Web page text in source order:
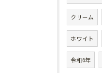
クリーム
ホワイト
令和6年